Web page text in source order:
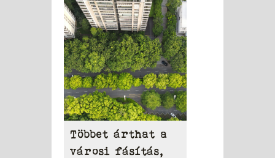
területén
Többet árthat a
városi fásítás,